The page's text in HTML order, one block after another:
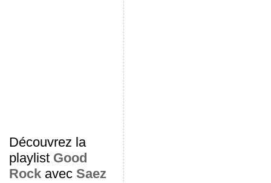
Découvrez la
playlist Good
Rockavec Saez